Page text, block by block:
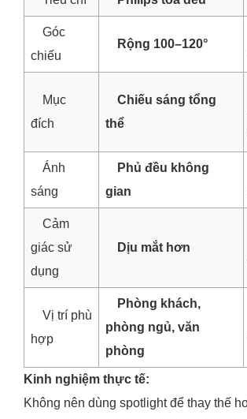
Góc
chiếu
Rộng 100–120°
Mục
đích
Chiếu sáng tổng
thể
Ánh
sáng
Phủ đều không
gian
Cảm
giác sử
dụng
Dịu mắt hơn
Vị trí phù
hợp
Phòng khách,
phòng ngủ, văn
phòng
Kinh nghiệm thực tế:
Không nên dùng spotlight để thay thế